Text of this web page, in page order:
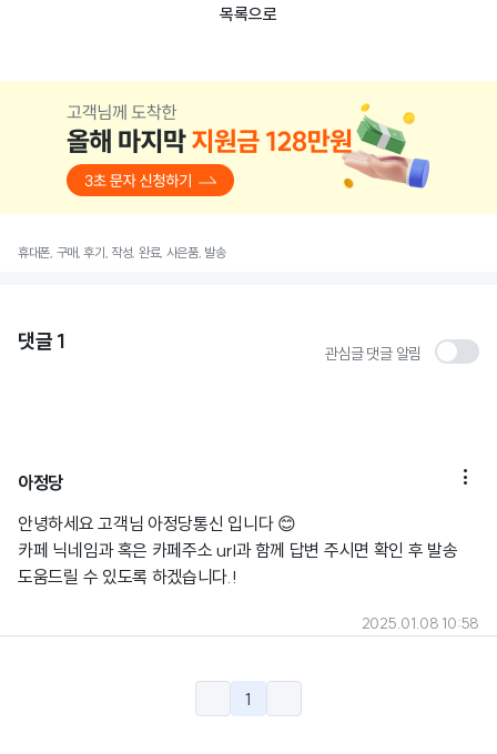
목록으로
휴대폰, 구매, 후기, 작성, 완료, 사은품, 발송
댓글 1 관심글 댓글 알림
아정당 
안녕하세요 고객님 아정당통신 입니다 😊
카페 닉네임과 혹은 카페주소 url과 함께 답변 주시면 확인 후 발송
도움드릴 수 있도록 하겠습니다.!
2025.01.08 10:58
1